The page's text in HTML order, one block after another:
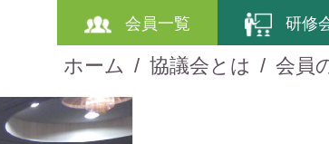
ホーム 協議会とは 会員
会員一覧 研修